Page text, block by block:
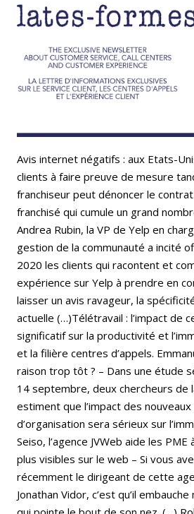
Email Facebook
Bluesky Whatsapp
Avis internet négatifs : aux Etats-
clients à faire preuve de mesure
franchiseur peut dénoncer le
franchisé qui cumule un grand
Andrea Rubin, la VP de Yelp en
gestion de la communauté a incité
2020 les clients qui racontent et
expérience sur Yelp à prendre en
laisser un avis ravageur, la
actuelle (…)Télétravail : l’impact de
significatif sur la productivité et
et la filière centres d’appels.
raison trop tôt ? – Dans une étude
14 septembre, deux chercheurs de
estiment que l’impact des
d’organisation sera sérieux sur
Seiso, l’agence JVWeb aide les
plus visibles sur le web – Si vous
récemment le dirigeant de cette
Jonathan Vidor, c’est qu’il